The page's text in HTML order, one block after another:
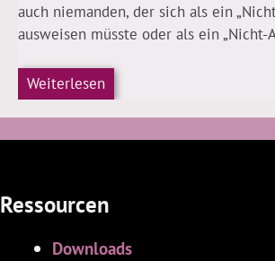
auch niemanden, der sich als ein
ausweisen müsste oder als ein „Nicht-
Weiterlesen
Ressourcen
Downloads